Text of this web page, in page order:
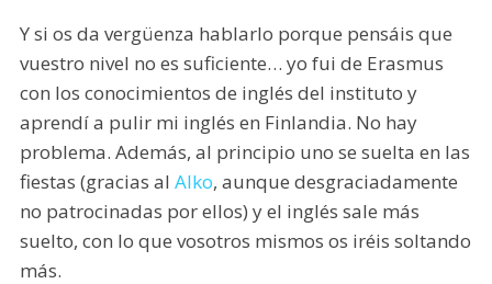
Y si os da vergüenza hablarlo porque pensáis que
vuestro nivel no es suficiente… yo fui de Erasmus
con los conocimientos de inglés del instituto y
aprendí a pulir mi inglés en Finlandia. No hay
problema. Además, al principio uno se suelta en las
fiestas (gracias al Alko, aunque desgraciadamente
no patrocinadas por ellos) y el inglés sale más
suelto, con lo que vosotros mismos os iréis soltando
más.